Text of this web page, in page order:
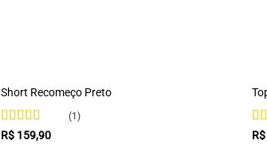
Short Recomeço Preto
Avaliação
(1)
R$159,90 R$